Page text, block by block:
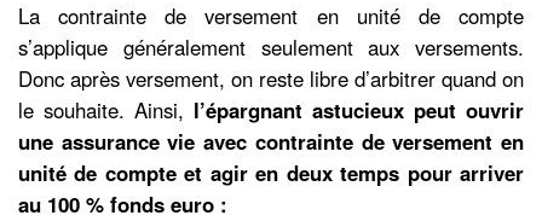
La contrainte de versement en unité de compte
s’applique généralement seulement aux versements.
Donc après versement, on reste libre d’arbitrer quand on
le souhaite. Ainsi, l’épargnant astucieux peut ouvrir
une assurance vie avec contrainte de versement en
unité de compte et agir en deux temps pour arriver
au 100 % fonds euro :